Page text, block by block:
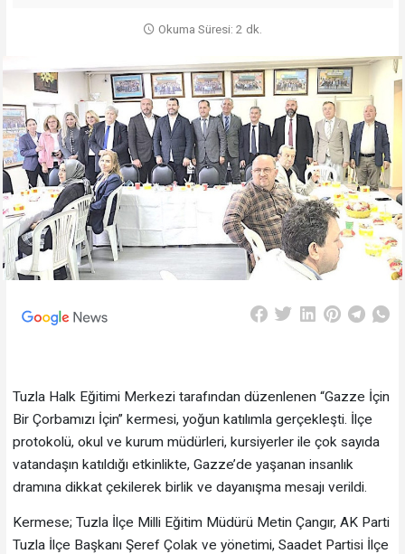
Okuma Süresi: 2 dk.
Tuzla Halk Eğitimi Merkezi tarafından düzenlenen “Gazze İçin
Bir Çorbamızı İçin” kermesi, yoğun katılımla gerçekleşti. İlçe
protokolü, okul ve kurum müdürleri, kursiyerler ile çok sayıda
vatandaşın katıldığı etkinlikte, Gazze’de yaşanan insanlık
dramına dikkat çekilerek birlik ve dayanışma mesajı verildi.
Kermese; Tuzla İlçe Milli Eğitim Müdürü Metin Çangır, AK Parti
Tuzla İlçe Başkanı Şeref Çolak ve yönetimi, Saadet Partisi İlçe